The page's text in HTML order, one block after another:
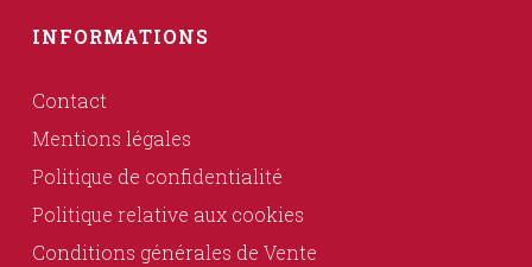
INFORMATIONS
Contact
Mentions légales
Politique de confidentialité
Politique relative aux cookies
Conditions générales de Vente